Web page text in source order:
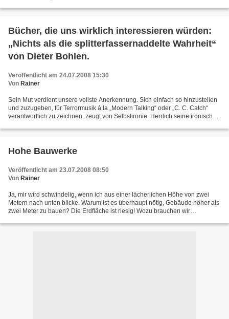
Bücher, die uns wirklich interessieren würden:
„Nichts als die splitterfassernaddelte Wahrheit“
von Dieter Bohlen.
Veröffentlicht am 24.07.2008 15:30
Von Rainer
Sein Mut verdient unsere vollste Anerkennung. Sich einfach so hinzustellen
und zuzugeben, für Terrormusik á la „Modern Talking“ oder „C. C. Catch“
verantwortlich zu zeichnen, zeugt von Selbstironie. Herrlich seine ironischen
Hohe Bauwerke
Veröffentlicht am 23.07.2008 08:50
Von Rainer
Ja, mir wird schwindelig, wenn ich aus einer lächerlichen Höhe von zwei
Metern nach unten blicke. Warum ist es überhaupt nötig, Gebäude höher als
zwei Meter zu bauen? Die Erdfläche ist riesig! Wozu brauchen wir